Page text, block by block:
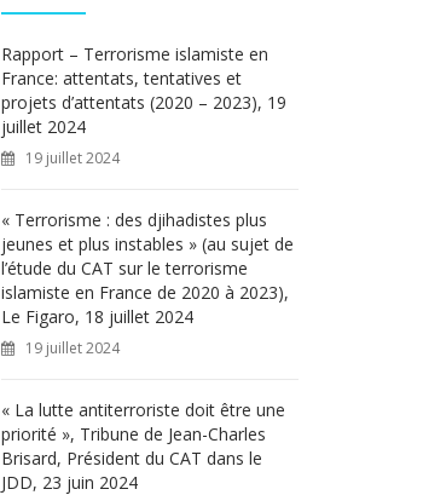
h
e
r
:
Rapport – Terrorisme islamiste en
France: attentats, tentatives et
projets d’attentats (2020 – 2023), 19
juillet 2024
19 juillet 2024
« Terrorisme : des djihadistes plus
jeunes et plus instables » (au sujet de
l’étude du CAT sur le terrorisme
islamiste en France de 2020 à 2023),
Le Figaro, 18 juillet 2024
19 juillet 2024
« La lutte antiterroriste doit être une
priorité », Tribune de Jean-Charles
Brisard, Président du CAT dans le
JDD, 23 juin 2024